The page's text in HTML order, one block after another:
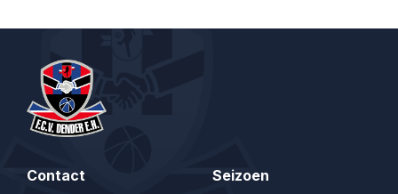
Contact Seizoen